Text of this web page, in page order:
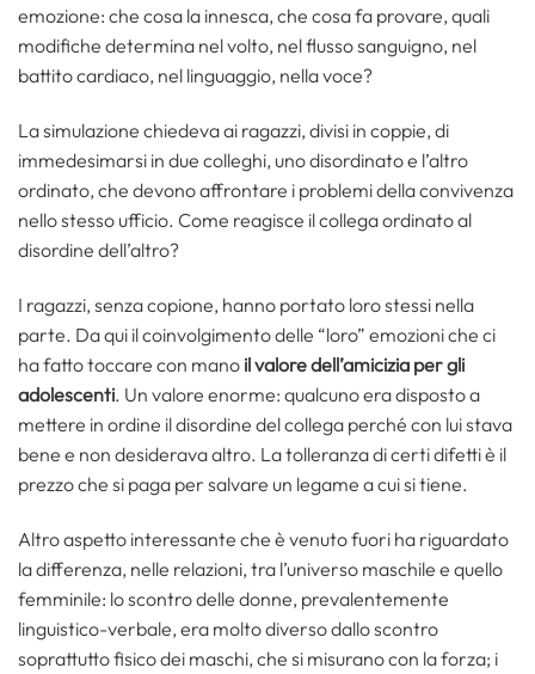
emozione: che cosa la innesca, che cosa fa provare, quali
modifiche determina nel volto, nel flusso sanguigno, nel
battito cardiaco, nel linguaggio, nella voce?
La simulazione chiedeva ai ragazzi, divisi in coppie, di
immedesimarsi in due colleghi, uno disordinato e l’altro
ordinato, che devono affrontare i problemi della convivenza
nello stesso ufficio. Come reagisce il collega ordinato al
disordine dell’altro?
I ragazzi, senza copione, hanno portato loro stessi nella
parte. Da qui il coinvolgimento delle “loro” emozioni che ci
ha fatto toccare con mano il valore dell’amicizia per gli
adolescenti. Un valore enorme: qualcuno era disposto a
mettere in ordine il disordine del collega perché con lui stava
bene e non desiderava altro. La tolleranza di certi difetti è il
prezzo che si paga per salvare un legame a cui si tiene.
Altro aspetto interessante che è venuto fuori ha riguardato
la differenza, nelle relazioni, tra l’universo maschile e quello
femminile: lo scontro delle donne, prevalentemente
linguistico-verbale, era molto diverso dallo scontro
soprattutto fisico dei maschi, che si misurano con la forza; i